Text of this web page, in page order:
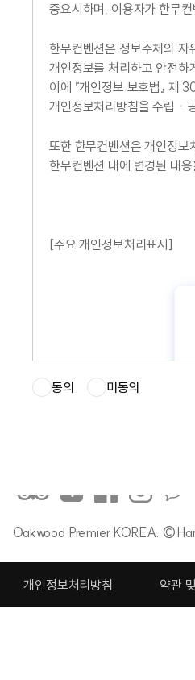
중요시하며, 이용자가 한무
한무컨벤션은 정보주체의
개인정보를 처리하고 안전
이에 『개인정보 보호법』
개인정보처리방침을 수립ㆍ
또한 한무컨벤션은 개인정
한무컨벤션 내에 변경된 내
[주요 개인정보처리표시]
동의 미동의
오크우드 프리미어 코엑스 센터
호스팅서비스 제공자 ㈜씨오소
Oakwood Premier KOREA.
개인정보처리방침 약관